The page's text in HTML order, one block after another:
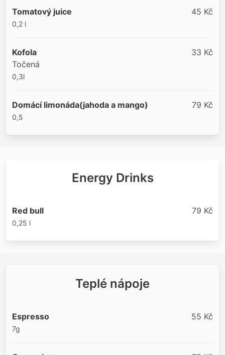
Tomatový juice 45 Kč
0,2 l
Kofola
33 Kč
Točená
0,3l
Domácí limonáda(jahoda a mango) 79 Kč
0,5
Energy Drinks
Red bull 79 Kč
0,25 l
Teplé nápoje
Espresso 55 Kč
7g